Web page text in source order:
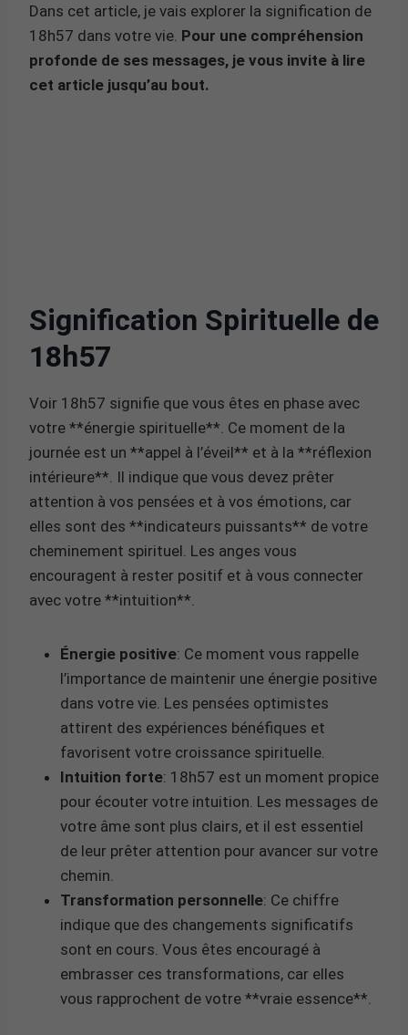
Dans cet article, je vais explorer la signification de
18h57 dans votre vie. Pour une compréhension
profonde de ses messages, je vous invite à lire
cet article jusqu’au bout.
Signification Spirituelle de
18h57
Voir 18h57 signifie que vous êtes en phase avec
votre **énergie spirituelle**. Ce moment de la
journée est un **appel à l’éveil** et à la **réflexion
intérieure**. Il indique que vous devez prêter
attention à vos pensées et à vos émotions, car
elles sont des **indicateurs puissants** de votre
cheminement spirituel. Les anges vous
encouragent à rester positif et à vous connecter
avec votre **intuition**.
Énergie positive: Ce moment vous rappelle
l’importance de maintenir une énergie positive
dans votre vie. Les pensées optimistes
attirent des expériences bénéfiques et
favorisent votre croissance spirituelle.
Intuition forte: 18h57 est un moment propice
pour écouter votre intuition. Les messages de
votre âme sont plus clairs, et il est essentiel
de leur prêter attention pour avancer sur votre
chemin.
Transformation personnelle: Ce chiffre
indique que des changements significatifs
sont en cours. Vous êtes encouragé à
embrasser ces transformations, car elles
vous rapprochent de votre **vraie essence**.